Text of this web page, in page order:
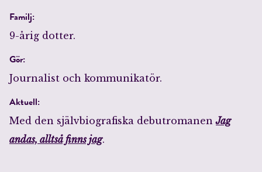
Familj:
9-årig dotter.
Gör:
Journalist och kommunikatör.
Aktuell:
Med den självbiografiska debutromanenJag
andas, alltså finns jag.